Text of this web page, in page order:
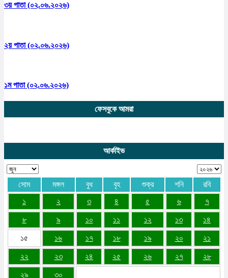
৩য় পাতা (০২.০৬.২০২৬)
২য় পাতা (০২.০৬.২০২৬)
১ম পাতা (০২.০৬.২০২৬)
ফেসবুকে আমরা
আর্কাইভ
সোম মঙ্গল বুধ বৃহ শুক্র শনি
রবি
১
২ ৩ ৪ ৫ ৬ ৭
৮ ৯ ১০ ১১ ১২ ১৩ ১৪
১৫ ১৬ ১৭ ১৮ ১৯ ২০ ২১
২২ ২৩ ২৪ ২৫ ২৬ ২৭ ২৮
২৯ ৩০